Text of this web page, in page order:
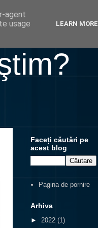
Faceți căutări pe
acest blog
Pagina de pornire
Arhiva
► 2022 (1)
agent
usage
LEARN MORE